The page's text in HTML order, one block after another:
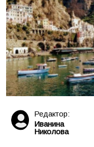
Редактор:
Иванина
Николова